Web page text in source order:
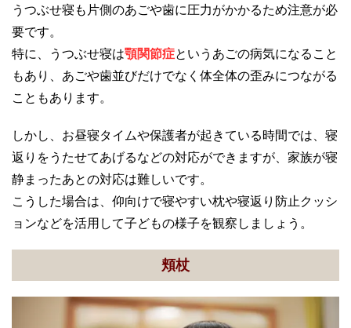
うつぶせ寝も片側のあごや歯に圧力がかかるため注意が必
要です。
特に、うつぶせ寝は顎関節症というあごの病気になること
もあり、あごや歯並びだけでなく体全体の歪みにつながる
こともあります。
しかし、お昼寝タイムや保護者が起きている時間では、寝
返りをうたせてあげるなどの対応ができますが、家族が寝
静まったあとの対応は難しいです。
こうした場合は、仰向けで寝やすい枕や寝返り防止クッシ
ョンなどを活用して子どもの様子を観察しましょう。
頬杖